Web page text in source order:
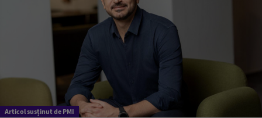
Articol susținut de PMI